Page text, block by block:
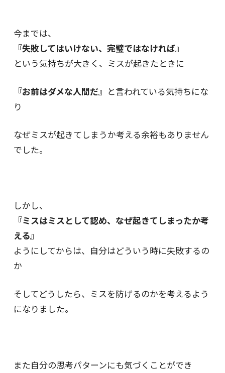
今までは、
『失敗してはいけない、完璧ではなければ』
という気持ちが大きく、ミスが起きたときに
『お前はダメな人間だ』 と言われている気持ちにな
り
なぜミスが起きてしまうか考える余裕もありません
でした。
しかし、
『ミスはミスとして認め、なぜ起きてしまったか考
える』
ようにしてからは、自分はどういう時に失敗するの
か
そしてどうしたら、ミスを防げるのかを考えるよう
になりました。
また自分の思考パターンにも気づくことができ